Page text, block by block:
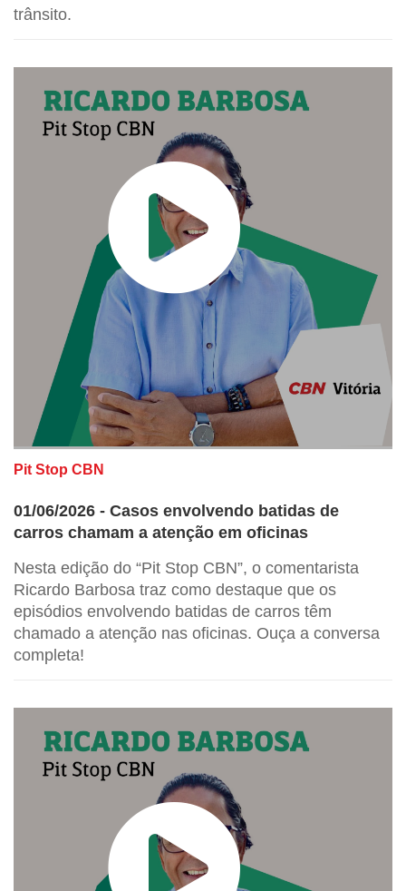
trânsito.
Pit Stop CBN
01/06/2026 - Casos envolvendo batidas de
carros chamam a atenção em oficinas
Nesta edição do “Pit Stop CBN”, o comentarista
Ricardo Barbosa traz como destaque que os
episódios envolvendo batidas de carros têm
chamado a atenção nas oficinas. Ouça a conversa
completa!